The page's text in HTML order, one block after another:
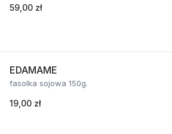
59,00 zł
EDAMAME
fasolka sojowa 150g.
19,00 zł